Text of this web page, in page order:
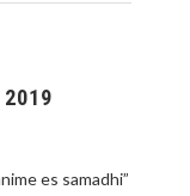
2019
es samadhi”